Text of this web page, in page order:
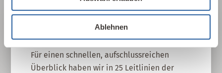
Ablehnen
25 Leitlinien
Für einen schnellen, aufschlussreichen
Überblick haben wir in 25 Leitlinien der